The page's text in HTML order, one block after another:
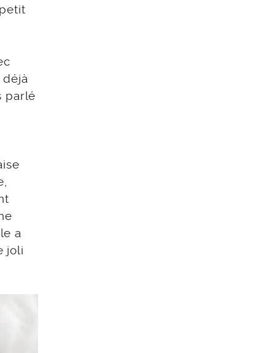
déjà
parlé
a
joli